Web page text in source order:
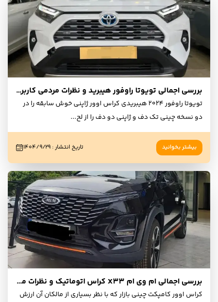
بررسی اجمالی تویوتا راوفور هیبرید و نظرات مردمی کاربران و مالکان
تویوتا راوفور ۲۰۲۴ هیبریدی کراس اوور ژاپنی خوش سابقه را در
دو نسخه چینی تک دف و ژاپنی دو دف را از لح...
بیشتر بخوانید تاریخ انتشار: ۱۴۰۴/۹/۲۹
بررسی اجمالی ام وی ام X33 کراس اتوماتیک و نظرات مردمی کاربران و مالکان
کراس اوور کامپکت چینی بازار که با نظر بسیاری از مالکان آن ارزش